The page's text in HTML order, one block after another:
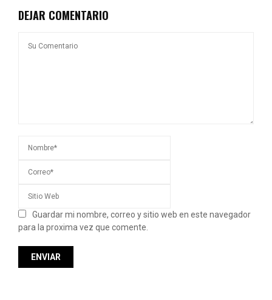
DEJAR COMENTARIO
Guardar mi nombre, correo y sitio web en este navegador
para la proxima vez que comente.